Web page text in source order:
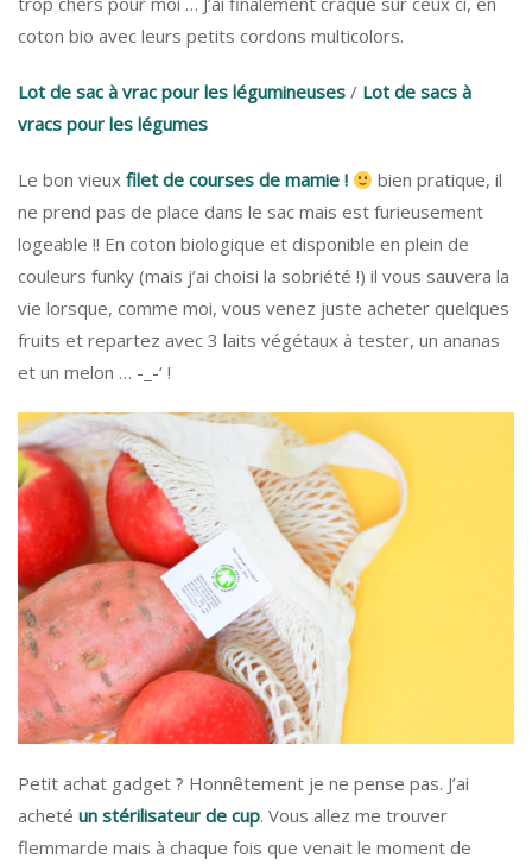
coton bio avec leurs petits cordons multicolors.
Lot de sac à vrac pour les légumineuses / Lot de sacs à
vracs pour les légumes
Le bon vieux filet de courses de mamie !
bien pratique, il
ne prend pas de place dans le sac mais est furieusement
logeable !! En coton biologique et disponible en plein de
couleurs funky (mais j’ai choisi la sobriété !) il vous sauvera la
vie lorsque, comme moi, vous venez juste acheter quelques
fruits et repartez avec 3 laits végétaux à tester, un ananas
et un melon … -_-‘ !
Petit achat gadget ? Honnêtement je ne pense pas. J’ai
acheté un stérilisateur de cup. Vous allez me trouver
flemmarde mais à chaque fois que venait le moment de